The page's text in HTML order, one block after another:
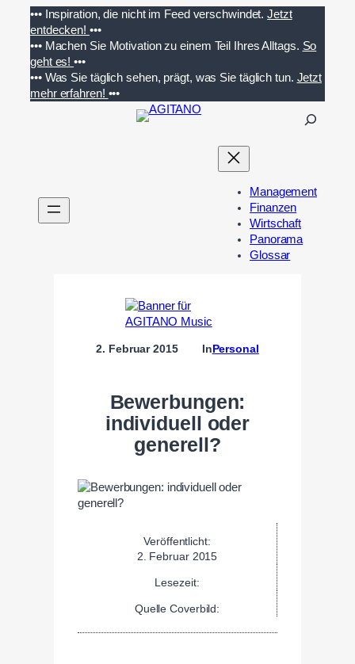
Inhalt
springen
••• Inspiration, die nicht im Feed verschwindet. Jetzt
entdecken! •••
••• Machen Sie Motivation zu einem Teil Ihres Alltags. So
geht es!•••
••• Was Sie täglich sehen, prägt, was Sie täglich tun. Jetzt
mehr erfahren! •••
n
Management
Finanzen
Wirtschaft
Panorama
Glossar
2. Februar 2015 InPersonal
Bewerbungen:
individuell oder
generell?
Veröffentlicht:
2. Februar 2015
Lesezeit:
Quelle Coverbild: